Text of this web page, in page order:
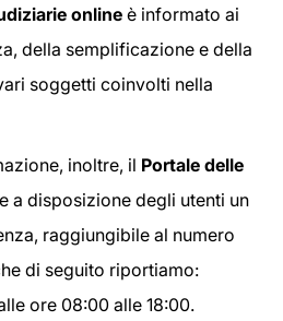
online è informato ai
della semplificazione e della
soggetti coinvolti nella
inoltre, il Portale delle
a disposizione degli utenti un
raggiungibile al numero
di seguito riportiamo:
ore 08:00 alle 18:00.